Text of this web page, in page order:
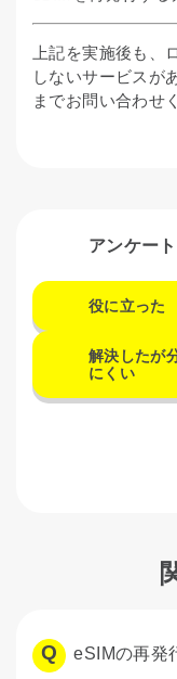
上記を実施後も、
しないサービスが
までお問い合わせ
アンケー
役に立った
解決したが
にくい
eSIMの再発